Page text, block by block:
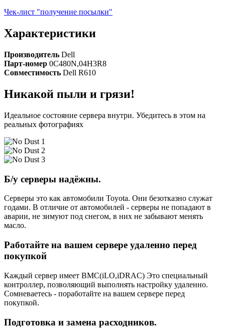
Чек-лист "получение посылки"
Характеристики
Производитель Dell
Парт-номер 0C480N,04H3R8
Совместимость Dell R610
Никакой пыли и грязи!
Идеальное состояние сервера внутри. Убедитесь в этом на
реальных фотографиях
Б/у серверы надёжны.
Серверы это как автомобили Toyota. Они безотказно служат
годами. В отличие от автомобилей - серверы не попадают в
аварии, не зимуют под снегом, в них не забывают менять
масло.
Работайте на вашем сервере удаленно перед
покупкой
Каждый сервер имеет BMC(iLO,iDRAC) Это специальный
контроллер, позволяющий выполнять настройку удаленно.
Сомневаетесь - поработайте на вашем сервере перед
покупкой.
Подготовка и замена расходников.